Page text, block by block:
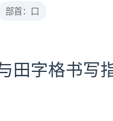
部首：口
田字格书写